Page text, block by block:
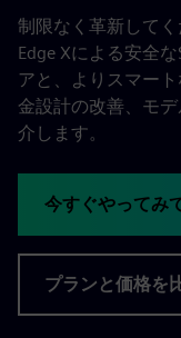
制限なく革新して
Edge Xによる安全
アと、よりスマー
金設計の改善、モ
介します。
今すぐやってみ
プランと価格を